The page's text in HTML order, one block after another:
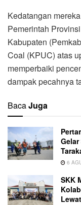
Kedatangan
Pemerintah
Kabupaten
Coal (KPUC) atas
memperbaiki
dampak pecahnya
BacaJuga
6
SKK